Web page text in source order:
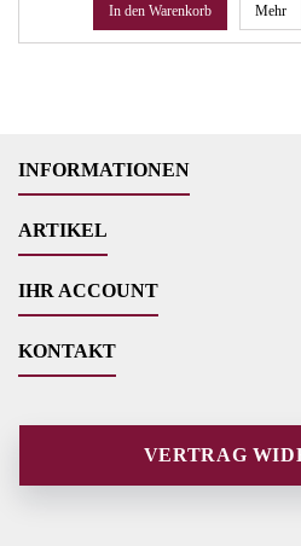
In den Warenkorb Mehr
INFORMATIONEN
ARTIKEL
IHR ACCOUNT
KONTAKT
VERTRAG